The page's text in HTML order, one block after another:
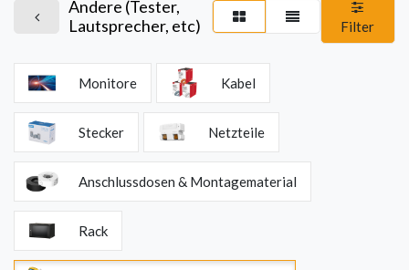
Andere (Tester,
Lautsprecher, etc)
Filter
Monitore Kabel
Stecker Netzteile
Anschlussdosen & Montagematerial
Rack